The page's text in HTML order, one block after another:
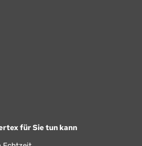
für Sie tun kann